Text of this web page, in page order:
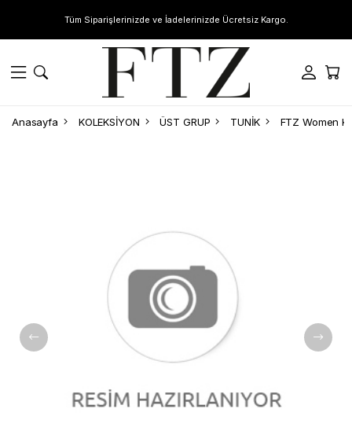
Tüm Siparişlerinizde ve İadelerinizde Ücretsiz Kargo.
Anasayfa KOLEKSİYON ÜST GRUP TUNİK FTZ Women